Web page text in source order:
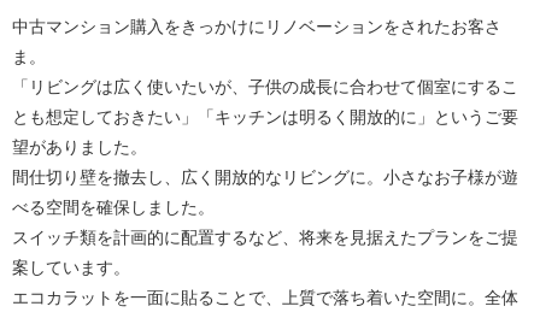
中古マンション購入をきっかけにリノベーションをされたお客さ
ま。
「リビングは広く使いたいが、子供の成長に合わせて個室にするこ
とも想定しておきたい」「キッチンは明るく開放的に」というご要
望がありました。
間仕切り壁を撤去し、広く開放的なリビングに。小さなお子様が遊
べる空間を確保しました。
スイッチ類を計画的に配置するなど、将来を見据えたプランをご提
案しています。
エコカラットを一面に貼ることで、上質で落ち着いた空間に。全体